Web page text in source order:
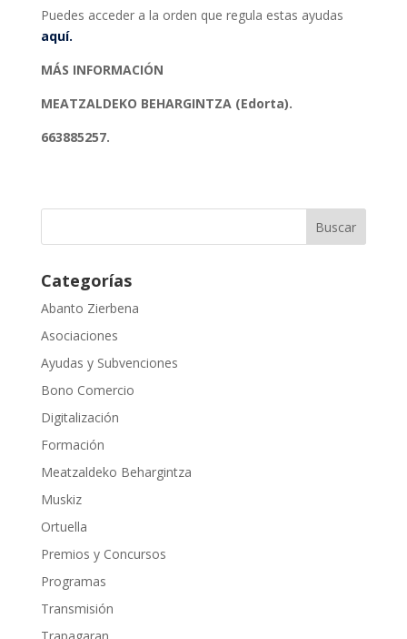
Puedes acceder a la orden que regula estas ayudas
aquí.
MÁS INFORMACIÓN
MEATZALDEKO BEHARGINTZA (Edorta).
663885257.
Categorías
Abanto Zierbena
Asociaciones
Ayudas y Subvenciones
Bono Comercio
Digitalización
Formación
Meatzaldeko Behargintza
Muskiz
Ortuella
Premios y Concursos
Programas
Transmisión